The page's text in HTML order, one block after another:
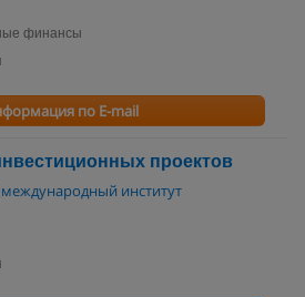
финансы
по E-mail
проектов
институт